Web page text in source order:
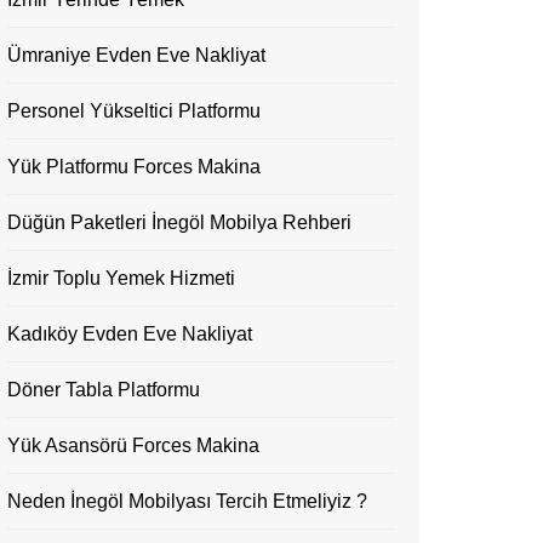
Ümraniye Evden Eve Nakliyat
Personel Yükseltici Platformu
Yük Platformu Forces Makina
Düğün Paketleri İnegöl Mobilya Rehberi
İzmir Toplu Yemek Hizmeti
Kadıköy Evden Eve Nakliyat
Döner Tabla Platformu
Yük Asansörü Forces Makina
Neden İnegöl Mobilyası Tercih Etmeliyiz ?